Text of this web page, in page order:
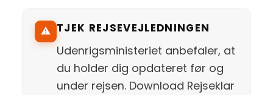
⚠️ TJEK REJSEVEJLEDNINGEN
Udenrigsministeriet anbefaler, at
du holder dig opdateret før og
under rejsen. Download Rejseklar